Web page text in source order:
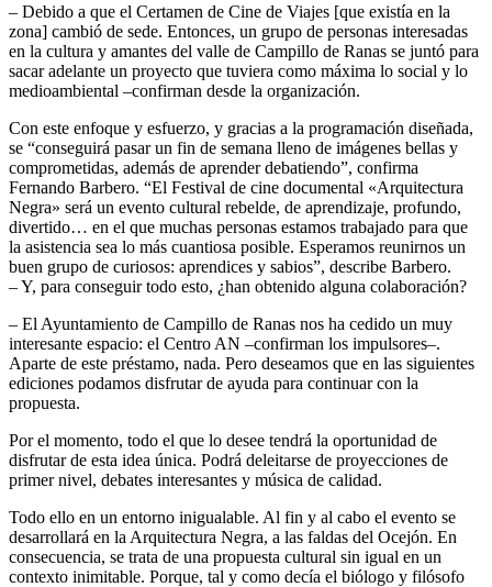
– Debido a que el Certamen de Cine de Viajes [que existía en la
zona] cambió de sede. Entonces, un grupo de personas interesadas
en la cultura y amantes del valle de Campillo de Ranas se juntó para
sacar adelante un proyecto que tuviera como máxima lo social y lo
medioambiental –confirman desde la organización.
Con este enfoque y esfuerzo, y gracias a la programación diseñada,
se “conseguirá pasar un fin de semana lleno de imágenes bellas y
comprometidas, además de aprender debatiendo”, confirma
Fernando Barbero. “El Festival de cine documental «Arquitectura
Negra» será un evento cultural rebelde, de aprendizaje, profundo,
divertido… en el que muchas personas estamos trabajado para que
la asistencia sea lo más cuantiosa posible. Esperamos reunirnos un
buen grupo de curiosos: aprendices y sabios”, describe Barbero.
– Y, para conseguir todo esto, ¿han obtenido alguna colaboración?
– El Ayuntamiento de Campillo de Ranas nos ha cedido un muy
interesante espacio: el Centro AN –confirman los impulsores–.
Aparte de este préstamo, nada. Pero deseamos que en las siguientes
ediciones podamos disfrutar de ayuda para continuar con la
propuesta.
Por el momento, todo el que lo desee tendrá la oportunidad de
disfrutar de esta idea única. Podrá deleitarse de proyecciones de
primer nivel, debates interesantes y música de calidad.
Todo ello en un entorno inigualable. Al fin y al cabo el evento se
desarrollará en la Arquitectura Negra, a las faldas del Ocejón. En
consecuencia, se trata de una propuesta cultural sin igual en un
contexto inimitable. Porque, tal y como decía el biólogo y filósofo